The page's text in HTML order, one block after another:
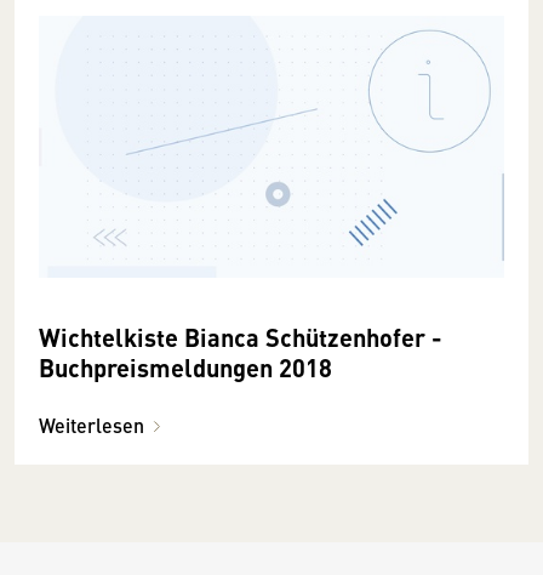
Wichtelkiste Bianca Schützenhofer -
Buchpreismeldungen 2018
Weiterlesen